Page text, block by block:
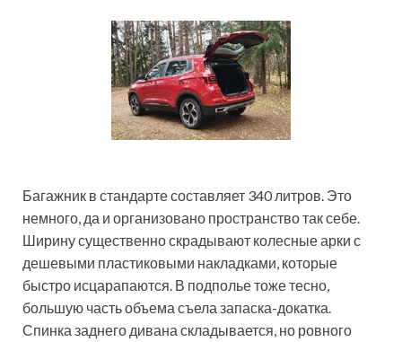
Багажник в стандарте составляет 340 литров. Это
немного, да и организовано пространство так себе.
Ширину существенно скрадывают колесные арки с
дешевыми пластиковыми накладками, которые
быстро исцарапаются. В подполье тоже тесно,
большую часть объема съела запаска-докатка.
Спинка заднего дивана складывается, но ровного